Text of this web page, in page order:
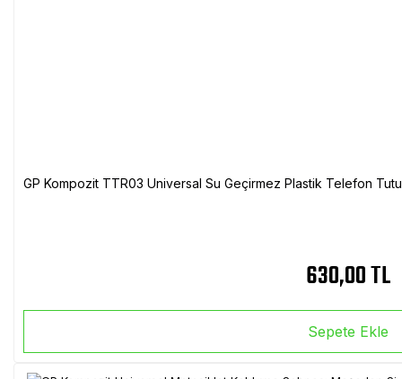
GP Kompozit TTR03 Universal Su Geçirmez Plastik Telefon
630,00 TL
Sepete Ekle